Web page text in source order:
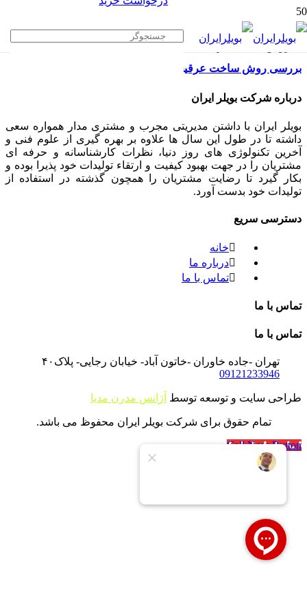
بررسی روش ساخت عرقیجات با بخار
درباره شرکت بویلر ایران
بویلر ایران با داشتن مدیریتی مجرب و مشتری مدار همواره سعی
داشته تا در طول این سال ها علاوه بر بهره گیری از علوم فنی و
آخرین تکنولوژی های روز دنیا، نظرات کارشناسانه و حرفه ای
مشتریان را در جهت بهبود کیفیت و ارتقاء تولیدات خود پذیرا بوده و
بکار گیرد تا رضایت مشتریان را همچون گذشته در استفاده از
تولیدات خود بدست آورد.
دسترسی سریع
خانه
درباره ما
تماس با ما
تماس با ما
تماس با ما
تهران -جاده خاوران -خاتون آباد- خیابان رجایی- پلاک۴۰
09121233946
طراحی سایت و توسعه توسط آژانس مدرن مدیا
تمام حقوق برای شرکت بویلر ایران محفوظ می باشد.
Call Now Button